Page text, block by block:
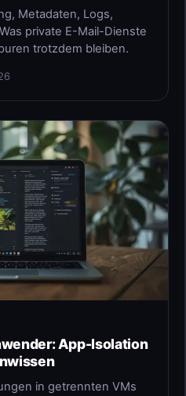
Metadaten, Logs,
private E-Mail-Dienste
trotzdem bleiben.
App-Isolation
in getrennten VMs